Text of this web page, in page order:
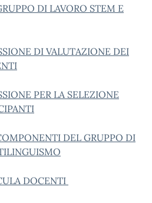
DI LAVORO STEM E
DI VALUTAZIONE DEI
PER LA SELEZIONE
DEL GRUPPO DI
DOCENTI